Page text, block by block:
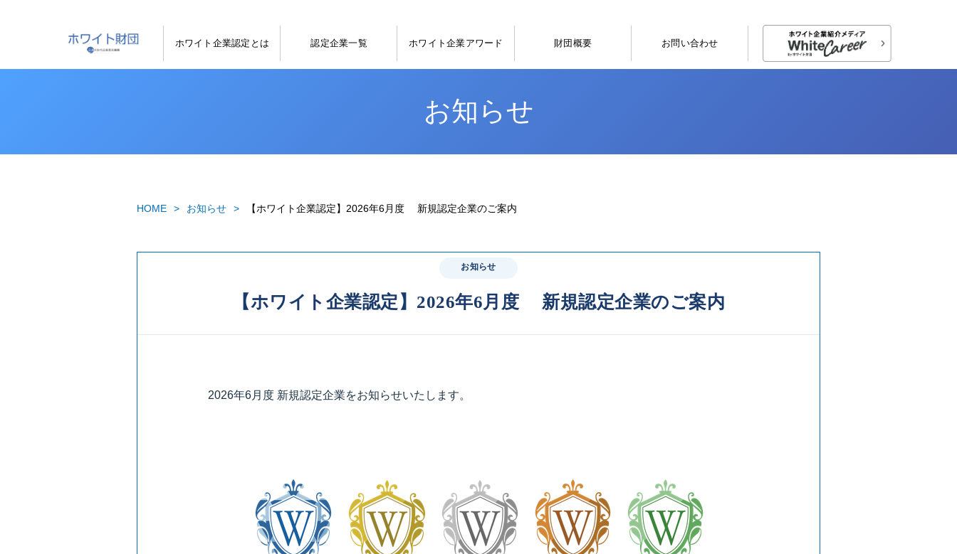
ホワイト企業認定とは 認定企業一覧 ホワイト企業アワード 財団概要 お問い合わせ
お知らせ
HOME お知らせ 【ホワイト企業認定】2026年6月度 新規認定企業のご案内
お知らせ
【ホワイト企業認定】2026年6月度 新規認定企業のご案内
2026年6月度 新規認定企業をお知らせいたします。